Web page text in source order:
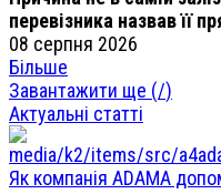
перевізника назвав її
08 серпня 2026
Більше
Завантажити ще (/)
Актуальні статті
Як компанія ADAMA